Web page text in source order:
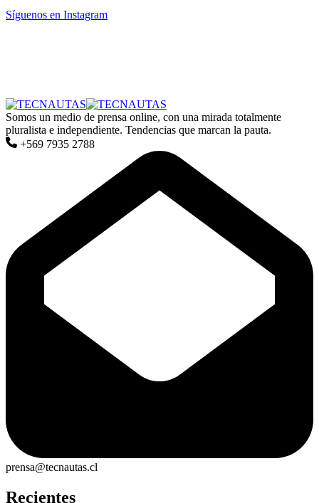
Síguenos en Instagram
Somos un medio de prensa online, con una mirada totalmente
pluralista e independiente. Tendencias que marcan la pauta.
+569 7935 2788
prensa@tecnautas.cl
Recientes